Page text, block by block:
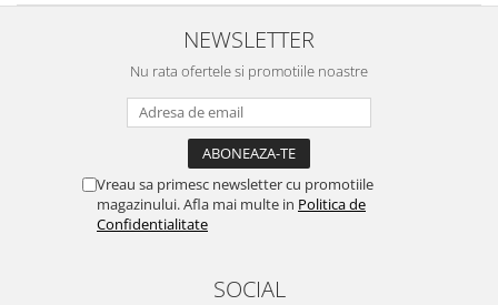
NEWSLETTER
Nu rata ofertele si promotiile noastre
Vreau sa primesc newsletter cu promotiile
magazinului. Afla mai multe in Politica de
Confidentialitate
SOCIAL